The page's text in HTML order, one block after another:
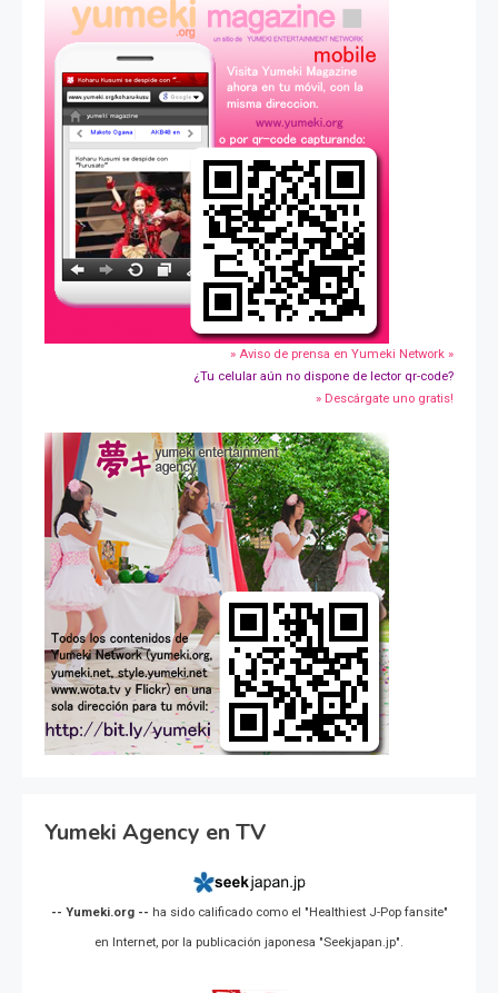
» Aviso de prensa en Yumeki Network »
¿Tu celular aún no dispone de lector qr-code?
» Descárgate uno gratis!
Yumeki Agency en TV
-- Yumeki.org -- ha sido calificado como el "Healthiest J-Pop fansite"
en Internet, por la publicación japonesa "Seekjapan.jp".